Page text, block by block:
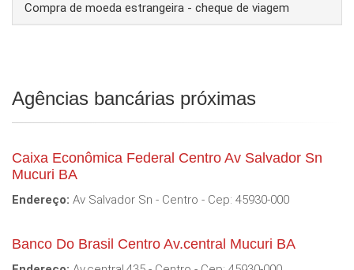
Compra de moeda estrangeira - cheque de viagem
Agências bancárias próximas
Caixa Econômica Federal Centro Av Salvador Sn
Mucuri BA
Endereço: Av Salvador Sn - Centro - Cep: 45930-000
Banco Do Brasil Centro Av.central Mucuri BA